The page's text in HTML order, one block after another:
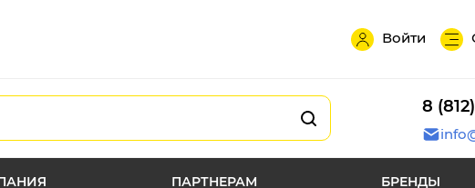
Войти
8
ПАРТНЕРАМ БРЕНДЫ